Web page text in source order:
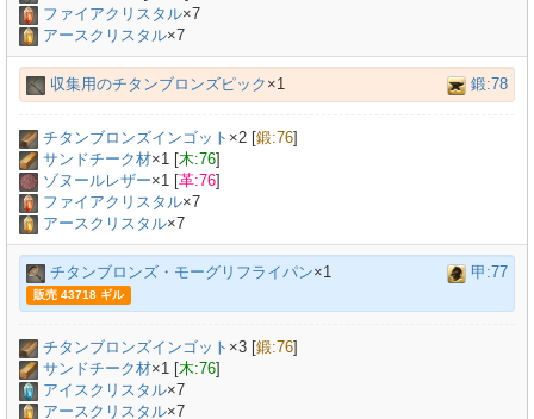
ファイアクリスタル×7
アースクリスタル×7
収集用のチタンブロンズピック ×1 鍛:78
チタンブロンズインゴット ×2 [鍛:76]
サンドチーク材×1 [木:76]
ゾヌールレザー×1 [革:76]
ファイアクリスタル×7
アースクリスタル×7
チタンブロンズ・モーグリフライパン×1 甲:77
販売 43718 ギル
チタンブロンズインゴット ×3 [鍛:76]
サンドチーク材×1 [木:76]
アイスクリスタル×7
アースクリスタル×7